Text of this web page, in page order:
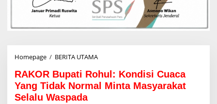
Homepage / BERITA UTAMA
K
O
R
RAKOR Bupati Rohul: Kondisi Cuaca
Yang Tidak Normal Minta Masyarakat
Selalu Waspada